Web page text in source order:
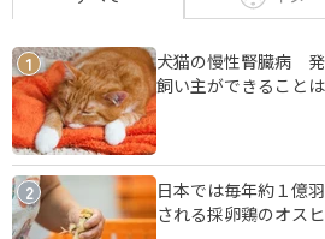
1
犬猫の慢性腎臓病 発
飼い主ができること
2
日本では毎年約１億
される採卵鶏のオス